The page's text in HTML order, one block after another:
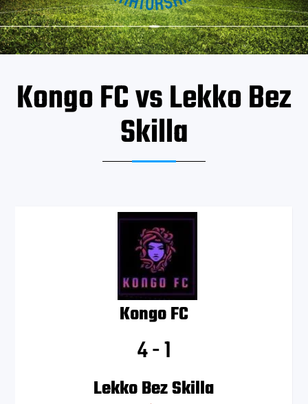
Kongo FC vs Lekko Bez
Skilla
Kongo FC
Lekko Bez Skilla
4-1